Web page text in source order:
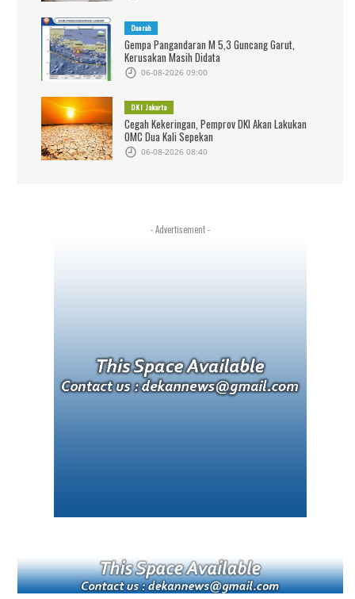
Daerah
Gempa Pangandaran M 5,3 Guncang Garut,
Kerusakan Masih Didata
06-08-2026 09:00
DKI Jakarta
Cegah Kekeringan, Pemprov DKI Akan Lakukan
OMC Dua Kali Sepekan
06-08-2026 08:40
- Advertisement -